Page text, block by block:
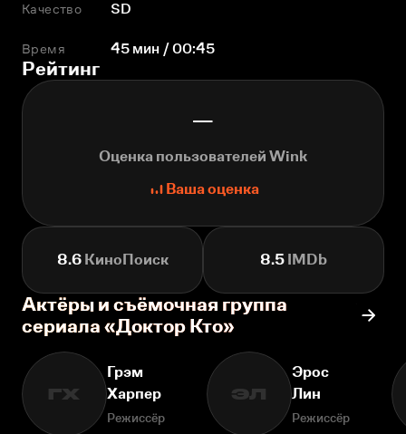
Качество SD
Время 45 мин / 00:45
Рейтинг
—
Оценка пользователей Wink
Ваша оценка
8.6КиноПоиск 8.5 IMDb
Актёры и съёмочная группа
сериала «Доктор Кто»
ГХ
Грэм
Харпер
Режиссёр
ЭЛ
Эрос
Лин
Режиссёр